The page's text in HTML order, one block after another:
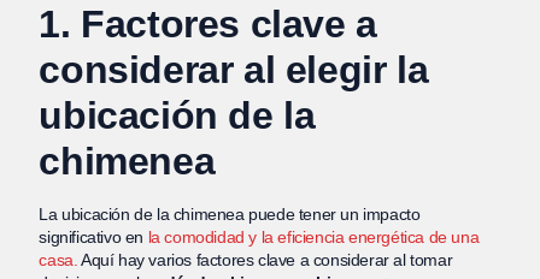
1. Factores clave a
considerar al elegir la
ubicación de la
chimenea
La ubicación de la chimenea puede tener un impacto
significativo en la comodidad y la eficiencia energética de una
casa. Aquí hay varios factores clave a considerar al tomar